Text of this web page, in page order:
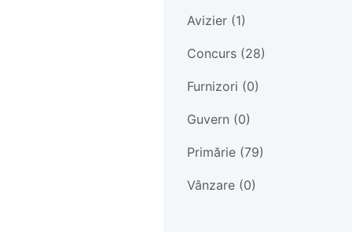
Avizier (1)
Concurs (28)
Furnizori (0)
Guvern (0)
Primărie (79)
Vânzare (0)